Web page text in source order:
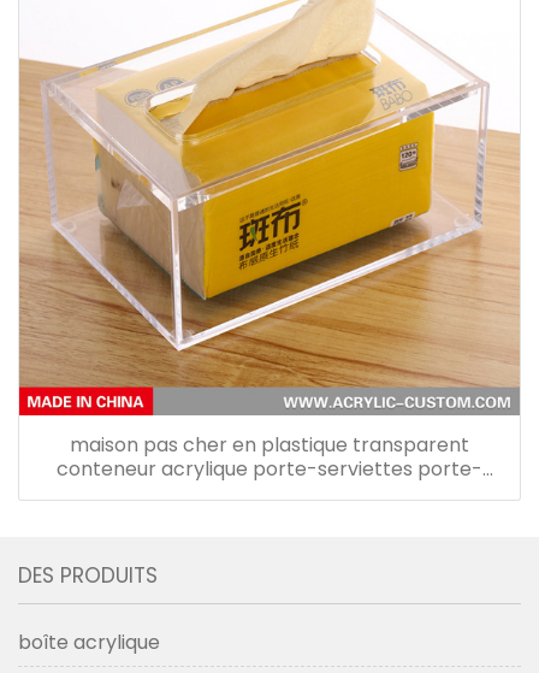
maison pas cher en plastique transparent
conteneur acrylique porte-serviettes porte-
papier voiture porte-papier boîte de mouchoirs
DES PRODUITS
boîte acrylique